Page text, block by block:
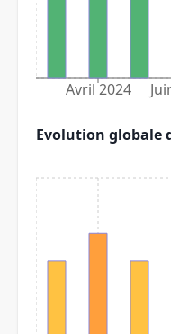
Avril 2024
Evolution globale